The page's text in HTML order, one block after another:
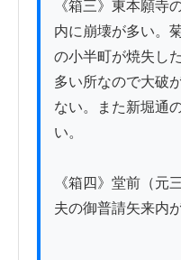
《箱三》東本願寺
内に崩壊が多い。
の小半町が焼失し
多い所なので大破
ない。また新堀通
い。
《箱四》堂前（元
夫の御普請矢来内